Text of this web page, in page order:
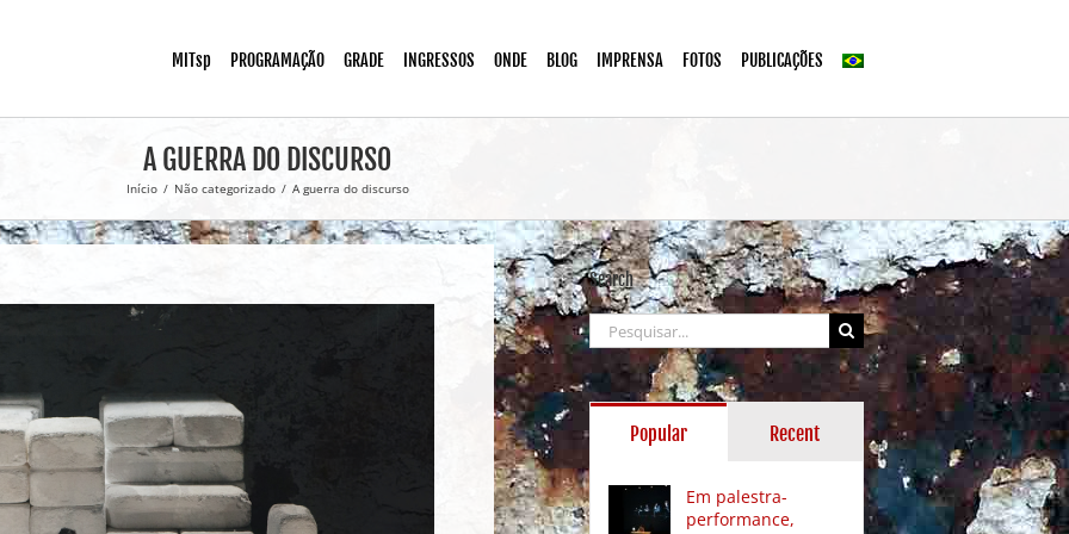
MITsp PROGRAMAÇÃO GRADE INGRESSOS ONDE BLOG IMPRENSA FOTOS PUBLICAÇÕES
A GUERRA DO DISCURSO
Início / Não categorizado / A guerra do discurso
Search
Buscar
resultados
para:
Popular Recent
Em palestra-
performance,